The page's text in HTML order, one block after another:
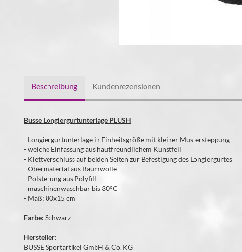
Beschreibung Kundenrezensionen
Busse Longiergurtunterlage PLUSH
- Longiergurtunterlage in Einheitsgröße mit kleiner Mustersteppung
- weiche Einfassung aus hautfreundlichem Kunstfell
- Klettverschluss auf beiden Seiten zur Befestigung des Longiergurtes
- Obermaterial aus Baumwolle
- Polsterung aus Polyfill
- maschinenwaschbar bis 30°C
- Maß: 80x15 cm
Farbe: Schwarz
Hersteller:
BUSSE Sportartikel GmbH & Co. KG